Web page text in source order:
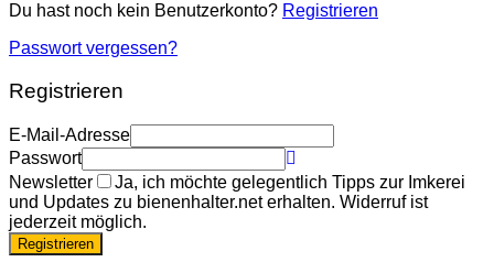
Du hast noch kein Benutzerkonto? Registrieren
Passwort vergessen?
Registrieren
E-Mail-Adresse
Passwort
Newsletter
Ja, ich möchte gelegentlich Tipps zur Imkerei
und Updates zu bienenhalter.net erhalten. Widerruf ist
jederzeit möglich.
Registrieren